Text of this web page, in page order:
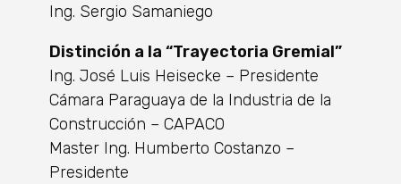
Ing. Sergio Samaniego
Distinción a la “Trayectoria Gremial”
Ing. José Luis Heisecke – Presidente
Cámara Paraguaya de la Industria de la
Construcción – CAPACO
Master Ing. Humberto Costanzo –
Presidente